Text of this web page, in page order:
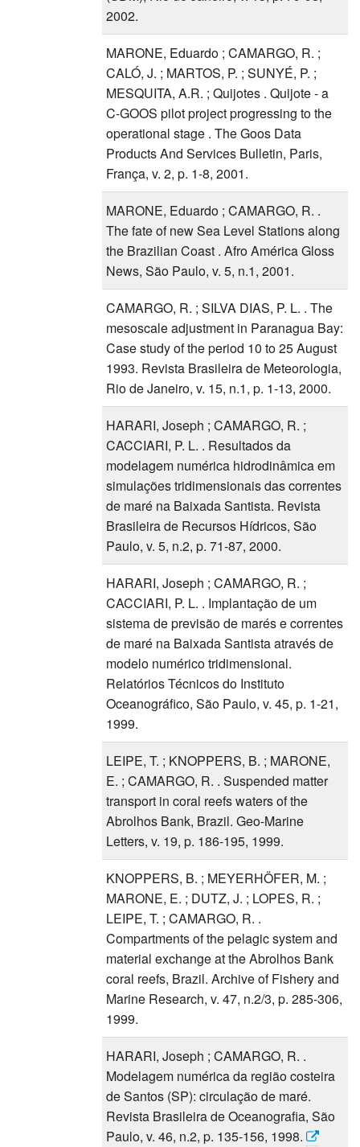
2002.
MARONE, Eduardo ; CAMARGO, R. ;
CALÓ, J. ; MARTOS, P. ; SUNYÉ, P. ;
MESQUITA, A.R. ; Quijotes . Quijote - a
C-GOOS pilot project progressing to the
operational stage . The Goos Data
Products And Services Bulletin, Paris,
França, v. 2, p. 1-8, 2001.
MARONE, Eduardo ; CAMARGO, R. .
The fate of new Sea Level Stations along
the Brazilian Coast . Afro América Gloss
News, São Paulo, v. 5, n.1, 2001.
CAMARGO, R. ; SILVA DIAS, P. L. . The
mesoscale adjustment in Paranagua Bay:
Case study of the period 10 to 25 August
1993. Revista Brasileira de Meteorologia,
Rio de Janeiro, v. 15, n.1, p. 1-13, 2000.
HARARI, Joseph ; CAMARGO, R. ;
CACCIARI, P. L. . Resultados da
modelagem numérica hidrodinâmica em
simulações tridimensionais das correntes
de maré na Baixada Santista. Revista
Brasileira de Recursos Hídricos, São
Paulo, v. 5, n.2, p. 71-87, 2000.
HARARI, Joseph ; CAMARGO, R. ;
CACCIARI, P. L. . Implantação de um
sistema de previsão de marés e correntes
de maré na Baixada Santista através de
modelo numérico tridimensional.
Relatórios Técnicos do Instituto
Oceanográfico, São Paulo, v. 45, p. 1-21,
1999.
LEIPE, T. ; KNOPPERS, B. ; MARONE,
E. ; CAMARGO, R. . Suspended matter
transport in coral reefs waters of the
Abrolhos Bank, Brazil. Geo-Marine
Letters, v. 19, p. 186-195, 1999.
KNOPPERS, B. ; MEYERHÖFER, M. ;
MARONE, E. ; DUTZ, J. ; LOPES, R. ;
LEIPE, T. ; CAMARGO, R. .
Compartments of the pelagic system and
material exchange at the Abrolhos Bank
coral reefs, Brazil. Archive of Fishery and
Marine Research, v. 47, n.2/3, p. 285-306,
1999.
HARARI, Joseph ; CAMARGO, R. .
Modelagem numérica da região costeira
de Santos (SP): circulação de maré.
Revista Brasileira de Oceanografia, São
Paulo, v. 46, n.2, p. 135-156, 1998.